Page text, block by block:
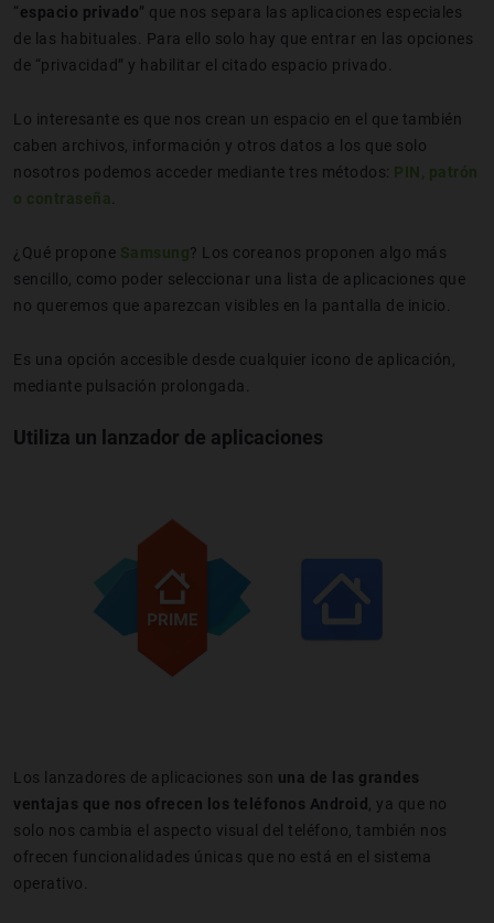
“espacio privado” que nos separa las aplicaciones especiales
de las habituales. Para ello solo hay que entrar en las opciones
de “privacidad” y habilitar el citado espacio privado.
Lo interesante es que nos crean un espacio en el que también
caben archivos, información y otros datos a los que solo
nosotros podemos acceder mediante tres métodos: PIN, patrón
o contraseña
¿Qué propone Samsung? Los coreanos proponen algo más
sencillo, como poder seleccionar una lista de aplicaciones que
no queremos que aparezcan visibles en la pantalla de inicio.
Es una opción accesible desde cualquier icono de aplicación,
mediante pulsación prolongada.
Utiliza un lanzador de aplicaciones
Los lanzadores de aplicaciones son una de las grandes
ventajas que nos ofrecen los teléfonos Android , ya que no
solo nos cambia el aspecto visual del teléfono, también nos
ofrecen funcionalidades únicas que no está en el sistema
operativo.